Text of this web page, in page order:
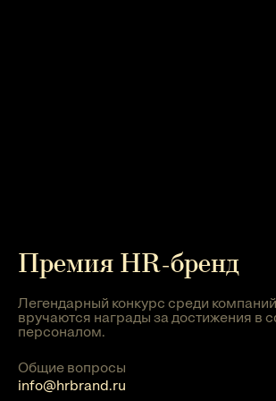
Премия HR-бренд
Легендарный конкурс среди
вручаются награды за достижения в
персоналом.
Общие вопросы
info@hrbrand.ru